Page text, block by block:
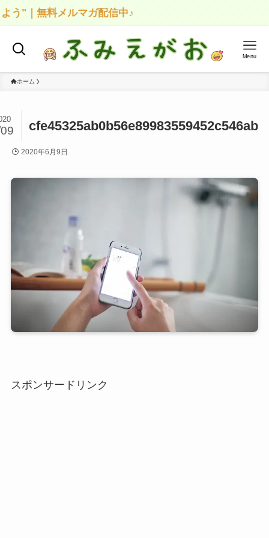
"｜無料メルマガ配信中♪
Menu
ホーム
cfe45325ab0b56e89983559452c546ab
2020年6月9日
スポンサードリンク